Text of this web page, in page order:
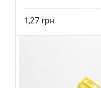
1,27